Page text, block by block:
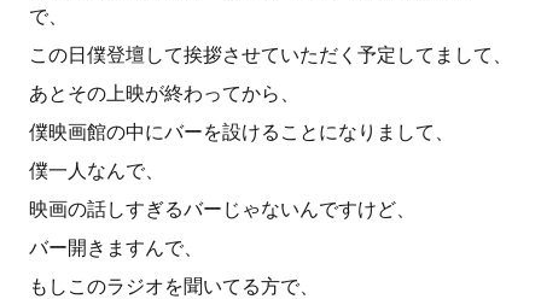
で、
この日僕登壇して挨拶させていただく予定してまして、
あとその上映が終わってから、
僕映画館の中にバーを設けることになりまして、
僕一人なんで、
映画の話しすぎるバーじゃないんですけど、
バー開きますんで、
もしこのラジオを聞いてる方で、